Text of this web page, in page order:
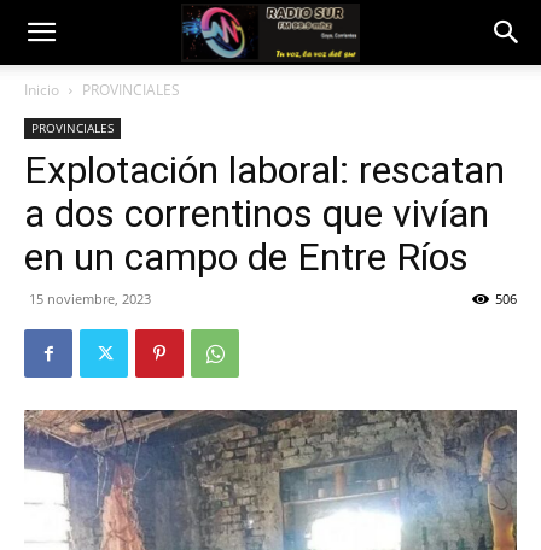
Inicio PROVINCIALES
PROVINCIALES
Explotación laboral: rescatan
a dos correntinos que vivían
en un campo de Entre Ríos
15 noviembre, 2023 506